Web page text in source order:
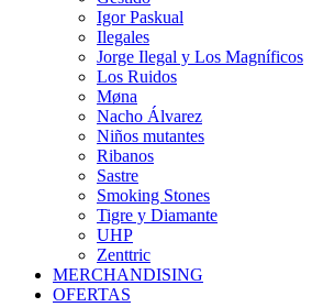
Igor Paskual
Ilegales
Jorge Ilegal y Los Magníficos
Los Ruidos
Møna
Nacho Álvarez
Niños mutantes
Ribanos
Sastre
Smoking Stones
Tigre y Diamante
UHP
Zenttric
MERCHANDISING
OFERTAS